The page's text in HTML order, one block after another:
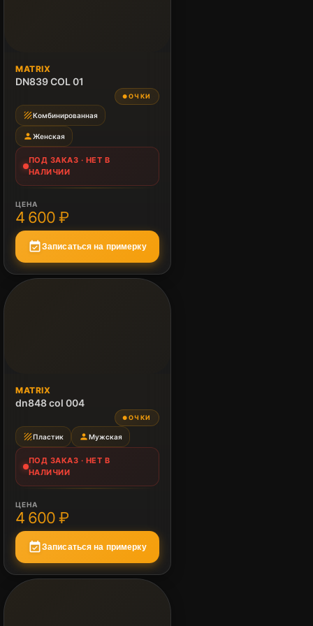
ПОД ЗАКАЗ
Нет в наличии
MATRIX
DN839 COL 01
● ОЧКИ
textureКомбинированная
personЖенская
ПОД ЗАКАЗ · НЕТ В
НАЛИЧИИ
ЦЕНА
4 600 ₽
event_availableЗаписаться на примерку
ПОД ЗАКАЗ
Нет в наличии
MATRIX
dn848 col 004
● ОЧКИ
textureПластик personМужская
ПОД ЗАКАЗ · НЕТ В
НАЛИЧИИ
ЦЕНА
4 600 ₽
event_availableЗаписаться на примерку